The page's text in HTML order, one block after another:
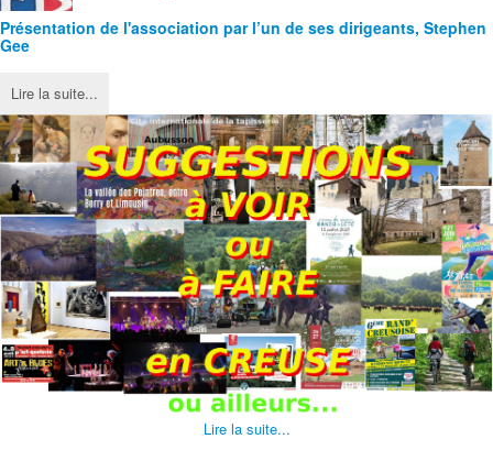
Présentation de l'association par l’un de ses dirigeants, Stephen
Gee
Lire la suite...
Lire la suite...